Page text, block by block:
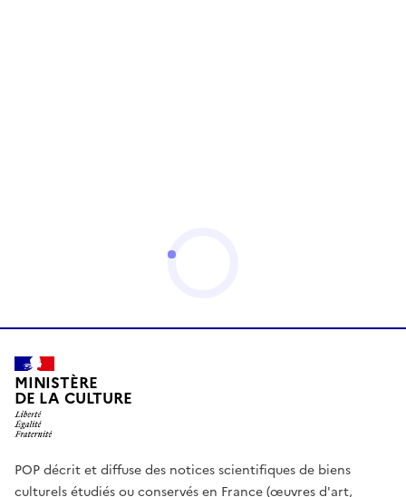
MINISTÈRE
DE LA CULTURE
POP décrit et diffuse des notices scientifiques de biens
culturels étudiés ou conservés en France (œuvres d'art,